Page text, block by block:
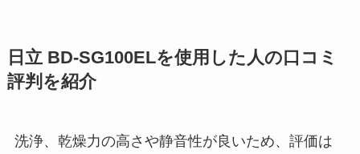
日立 BD-SG100ELを使用した人の口コミ
評判を紹介
洗浄、乾燥力の高さや静音性が良いため、評価は